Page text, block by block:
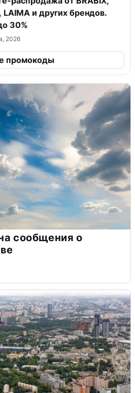
LAIMA и других брендов.
30%
2026
промокоды
сообщения о